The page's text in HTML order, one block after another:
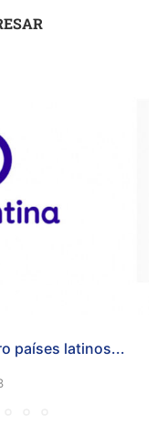
países latinos...